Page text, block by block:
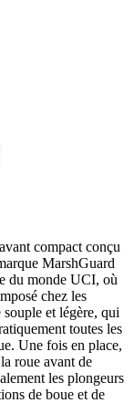
compact conçu
MarshGuard
du monde UCI, où
chez les
et légère, qui
toutes les
Une fois en place,
roue avant de
les plongeurs
de boue et de